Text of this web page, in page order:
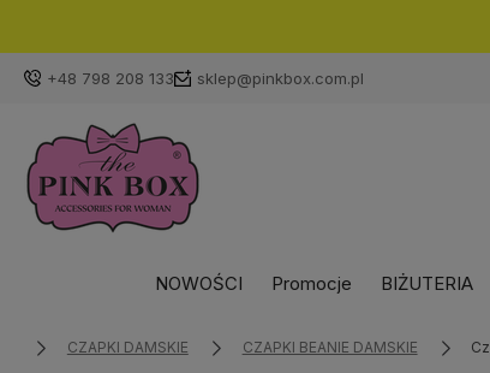
+48 798 208 133 sklep@pinkbox.com.pl
NOWOŚCI Promocje BIŻUTERIA
CZAPKI DAMSKIE CZAPKI BEANIE DAMSKIE